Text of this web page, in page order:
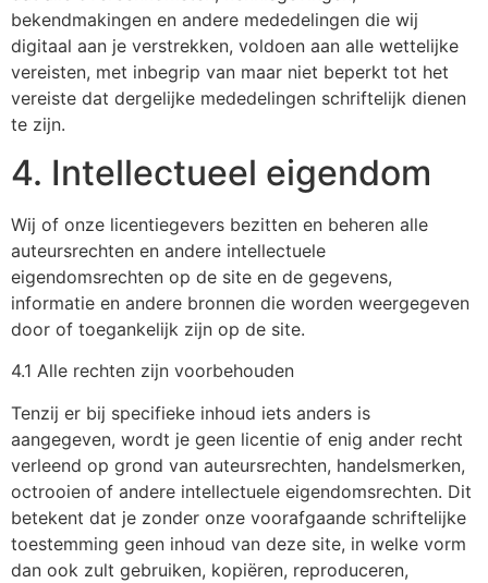
bekendmakingen en andere mededelingen die wij
digitaal aan je verstrekken, voldoen aan alle wettelijke
vereisten, met inbegrip van maar niet beperkt tot het
vereiste dat dergelijke mededelingen schriftelijk dienen
te zijn.
4. Intellectueel eigendom
Wij of onze licentiegevers bezitten en beheren alle
auteursrechten en andere intellectuele
eigendomsrechten op de site en de gegevens,
informatie en andere bronnen die worden weergegeven
door of toegankelijk zijn op de site.
4.1 Alle rechten zijn voorbehouden
Tenzij er bij specifieke inhoud iets anders is
aangegeven, wordt je geen licentie of enig ander recht
verleend op grond van auteursrechten, handelsmerken,
octrooien of andere intellectuele eigendomsrechten. Dit
betekent dat je zonder onze voorafgaande schriftelijke
toestemming geen inhoud van deze site, in welke vorm
dan ook zult gebruiken, kopiëren, reproduceren,